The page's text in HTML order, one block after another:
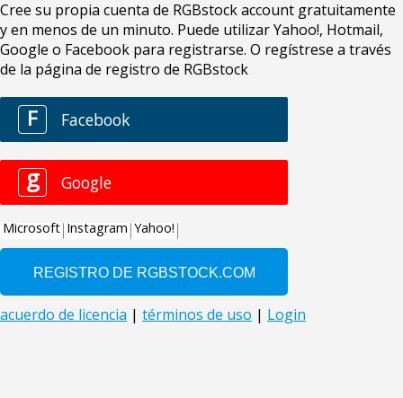
Cree su propia cuenta de RGBstock account gratuitamente
y en menos de un minuto. Puede utilizar Yahoo!, Hotmail,
Google o Facebook para registrarse. O regístrese a través
de la página de registro de RGBstock
F Facebook
g Google
Microsoft Instagram Yahoo!
acuerdo de licencia | términos de uso | Login